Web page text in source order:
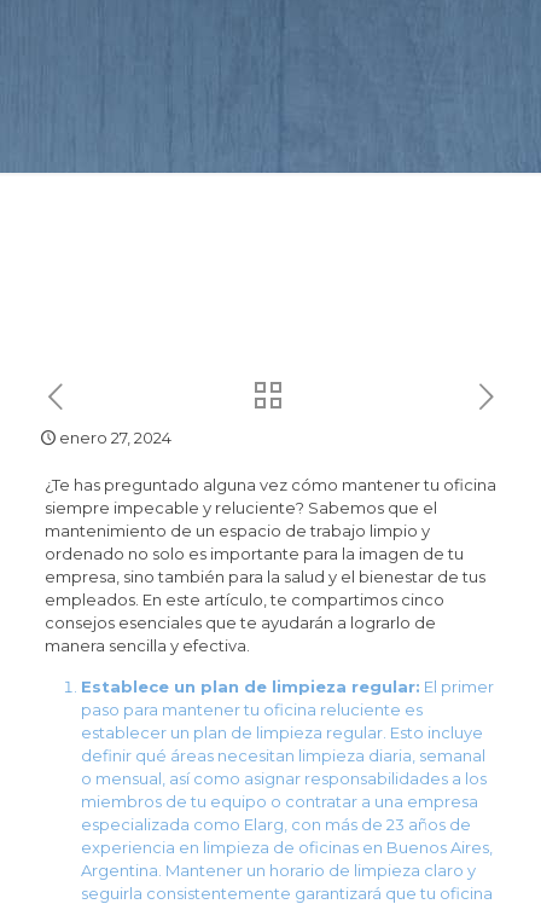
enero 27, 2024
¿Te has preguntado alguna vez cómo mantener tu oficina
siempre impecable y reluciente? Sabemos que el
mantenimiento de un espacio de trabajo limpio y
ordenado no solo es importante para la imagen de tu
empresa, sino también para la salud y el bienestar de tus
empleados. En este artículo, te compartimos cinco
consejos esenciales que te ayudarán a lograrlo de
manera sencilla y efectiva.
Establece un plan de limpieza regular: El primer
paso para mantener tu oficina reluciente es
establecer un plan de limpieza regular. Esto incluye
definir qué áreas necesitan limpieza diaria, semanal
o mensual, así como asignar responsabilidades a los
miembros de tu equipo o contratar a una empresa
especializada como Elarg, con más de 23 años de
experiencia en limpieza de oficinas en Buenos Aires,
Argentina. Mantener un horario de limpieza claro y
seguirla consistentemente garantizará que tu oficina